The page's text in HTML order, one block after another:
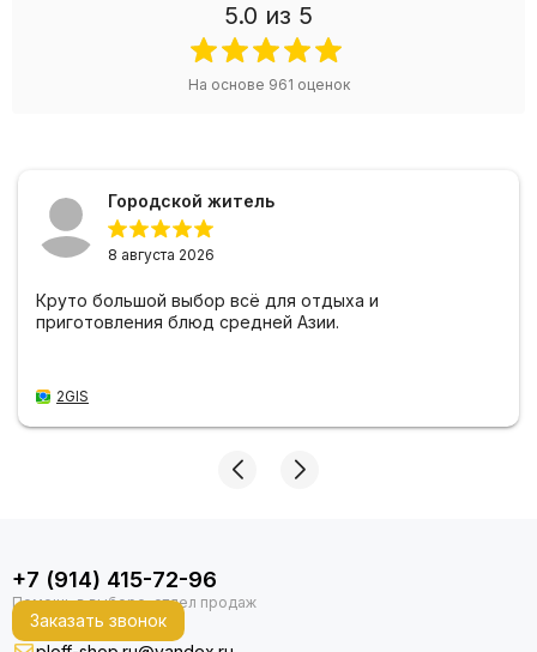
5.0 из 5
На основе 961 оценок
Городской житель
8 августа 2026
Круто большой выбор всё для отдыха и
приготовления блюд средней Азии.
2GIS
+7 (914) 415-72-96
Заказать звонок